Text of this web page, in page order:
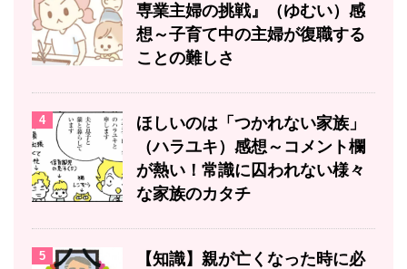
専業主婦の挑戦』（ゆむい）感
想～子育て中の主婦が復職する
ことの難しさ
4
ほしいのは「つかれない家族」
（ハラユキ）感想～コメント欄
が熱い！常識に囚われない様々
な家族のカタチ
5
【知識】親が亡くなった時に必